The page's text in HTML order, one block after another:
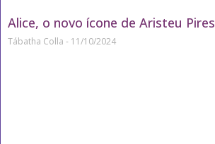
Alice, o novo ícone de Aristeu Pires
Tábatha Colla 11/10/2024